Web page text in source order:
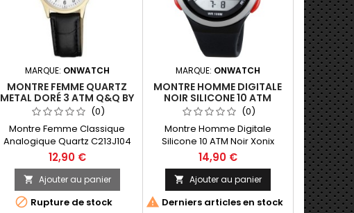
MARQUE: ONWATCH
MONTRE FEMME QUARTZ
METAL DORÉ 3 ATM Q&Q BY
CITIZEN C213J104-98
(0)
Montre Femme Classique
Analogique Quartz C213J104
boitier doré avec bracelet en
simili cuir noir. Water
résist.Montre Q&Q Fabriquée
par Citizen Classic Quartz
C213J104 Analogue Ladies
12,90 €
 Ajouter au panier
 Rupture de stock
MARQUE: ONWATCH
MONTRE HOMME DIGITALE
NOIR SILICONE 10 ATM
XONIX CT-006
(0)
Montre Homme Digitale
Silicone 10 ATM Noir Xonix
Fabrication In Japan
Dimensions (L*W*H) :
47*30*16.0mm
14,90 €
 Ajouter au panier
 Derniers articles en stock